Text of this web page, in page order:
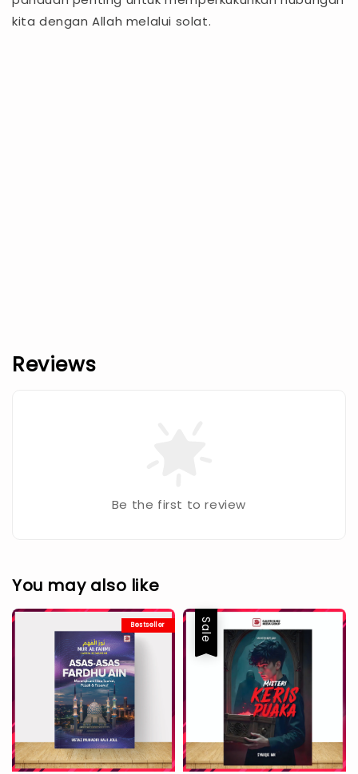
kita dengan Allah melalui solat.
Reviews
Be the first to review
You may also like
Bestseller Sale